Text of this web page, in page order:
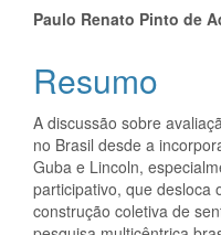
Conteúdo
do
artigo
principal
Paulo Renato Pinto de
Resumo
A discussão sobre
no Brasil desde a
Guba e Lincoln,
participativo, que desloca
construção coletiva de